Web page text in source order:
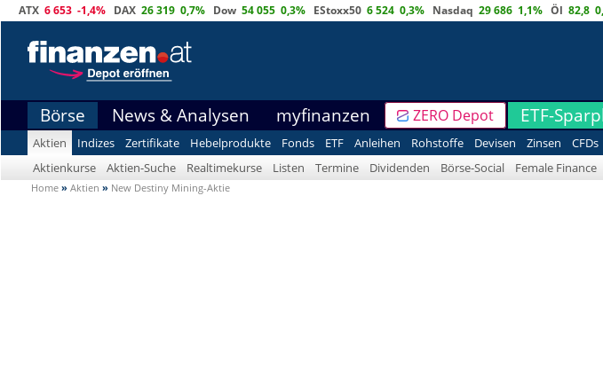
ATX 6 653 -1,4% DAX 26 319 0,7% Dow 54 055 0,3% EStoxx50 6 524 0,3% Nasdaq 29 686 1,1% Öl 82,8
Börse News & Analysen myfinanzen ZERO Depot ETF-
Aktien Indizes Zertifikate Hebelprodukte Fonds ETF Anleihen Rohstoffe Devisen Zinsen CFDs
Aktienkurse
Aktien-Suche Realtimekurse Listen Termine Dividenden Börse-Social Female Finance
Home » Aktien » New Destiny Mining-Aktie